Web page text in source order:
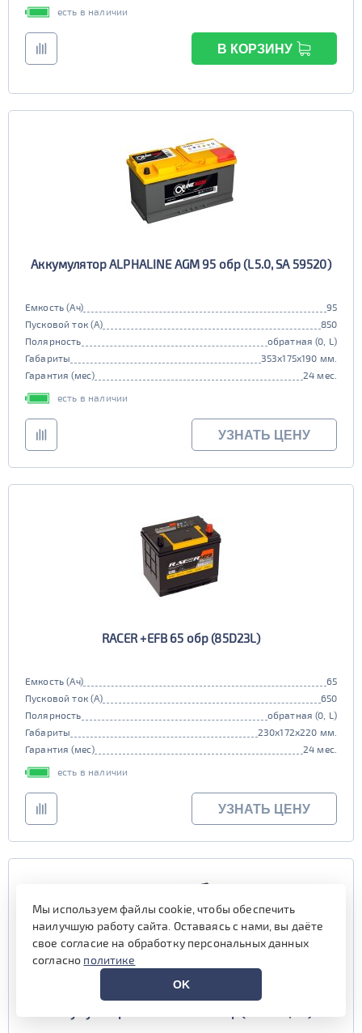
есть в наличии
В КОРЗИНУ
Аккумулятор ALPHALINE AGM 95 обр (L5.0, SA 59520)
Емкость (Ач)
95
Пусковой ток (А)
850
Полярность
обратная (0, L)
Габариты
353x175x190 мм.
Гарантия (мес)
24 мес.
есть в наличии
УЗНАТЬ ЦЕНУ
RACER +EFB 65 обр (85D23L)
Емкость (Ач)
65
Пусковой ток (А)
650
Полярность
обратная (0, L)
Габариты
230x172x220 мм.
Гарантия (мес)
24 мес.
есть в наличии
УЗНАТЬ ЦЕНУ
Мы используем файлы cookie, чтобы обеспечить
наилучшую работу сайта. Оставаясь с нами, вы даёте
свое согласие на обработку персональных данных
согласно политике
OK